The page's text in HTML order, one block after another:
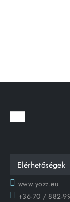
Elérhetőségek
www.yozz.eu
+36-70 / 882-